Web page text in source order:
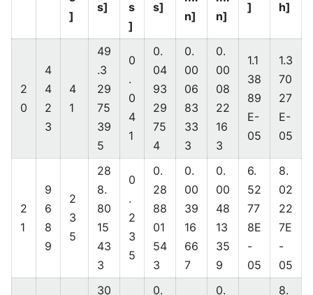
]
s]
s
]
s]
n]
n]
]
h]
2
0
4
4
2
3
4
1
49
.3
29
75
39
5
0
.
0
4
1
0.
04
93
29
75
4
0.
00
06
83
33
3
0.
00
08
22
16
3
1.1
38
89
E-
05
1.3
70
27
E-
05
2
1
9
6
8
9
2
3
5
28
8.
80
15
43
3
0
.
2
3
5
0.
28
88
01
54
3
0.
00
39
16
66
7
0.
00
48
13
35
9
6.
52
77
8E
-
05
8.
02
22
7E
-
05
30
0.
0.
8.